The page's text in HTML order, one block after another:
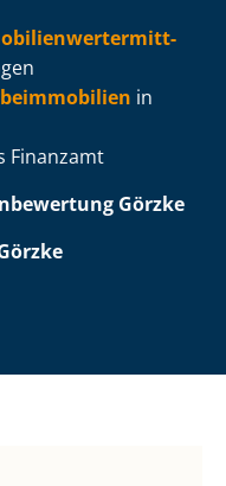
in
Finanzamt
Görzke